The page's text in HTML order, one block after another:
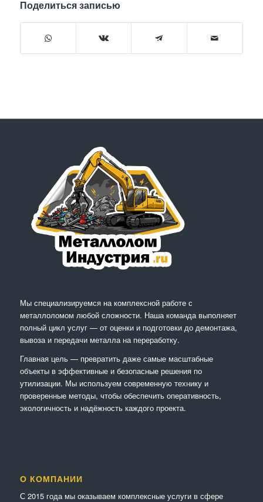
Поделиться записью
Мы специализируемся на комплексной работе с
металлоломом любой сложности. Наша команда выполняет
полный цикл услуг — от оценки и подготовки до демонтажа,
вывоза и передачи металла на переработку.
Главная цель — превратить даже самые масштабные
объекты в эффективные и безопасные решения по
утилизации. Мы используем современную технику и
проверенные методы, чтобы обеспечить оперативность,
экологичность и надёжность каждого проекта.
О КОМПАНИИ
С 2015 года мы оказываем комплексные услуги в сфере